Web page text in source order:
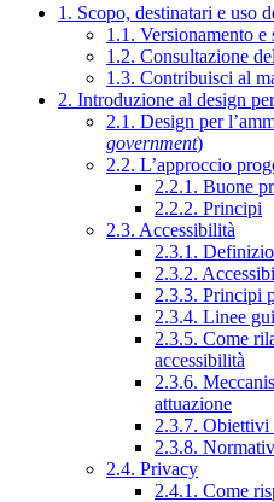
1. Scopo, destinatari e uso
1.1. Versionamento e
1.2. Consultazione
1.3. Contribuisci al
2. Introduzione al design
2.1. Design per
government)
2.2. L’approccio
2.2.1. Buone
2.2.2. Principi
2.3. Accessibilità
2.3.1.
2.3.2.
2.3.3. Principi
2.3.4. Linee
2.3.5. Come
accessibilità
2.3.6.
attuazione
2.3.7. Obiettivi
2.3.8.
2.4. Privacy
2.4.1. Come